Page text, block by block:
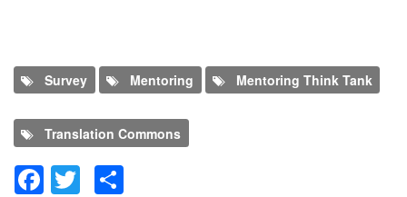
Survey Mentoring Mentoring Think Tank
Translation Commons
Facebook
Twitter